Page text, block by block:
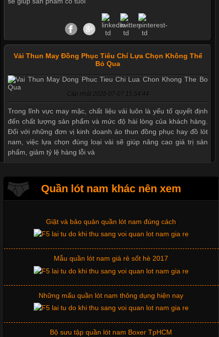
Vải Thun May Đồng Phục Tiêu Chí Lựa Chọn Không Thể
Bỏ Qua
Cập nhật 2026-07-07 15:54:44
Trong lĩnh vực may mặc, chất liệu vải luôn là yếu tố quyết định
đến chất lượng sản phẩm và mức độ hài lòng của khách hàng.
Đối với những đơn vị kinh doanh áo thun đồng phục hay đồ lót
nam, việc lựa chọn đúng loại vải sẽ giúp nâng cao giá trị sản
phẩm, giảm tỷ lệ hàng lỗi và
Áo thun là một trong những trang phục phổ biến nhất hiện nay
nhờ tính tiện dụng, dễ phối đồ và phù hợp với nhiều đối tượng.
quan trọng tạo nên phong cách riêng cho từng sản phẩm. Mỗi
loại cổ áo sẽ mang đến một vẻ đẹp khác
Quần lót nam khác nên xem
Mẫu quần short quần lót nam nữ hè thu 2017
Thị hiều quần lót nam bơi lội nam và nữ 2017
Xu hướng thời trang trẻ và quần lót nam giá sỉ
Giặt và bảo quản quần lót nam đúng cách
Mẫu quần lót nam giá rẻ sốt hè 2017
Những mẩu quần lót nam thông dụng hiện nay
Bộ sưu tập quần lót nam Boxer TpHCM